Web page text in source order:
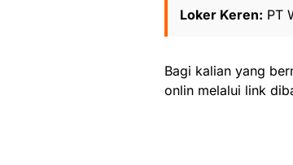
Loker Keren: PT
Bagi kalian yang
onlin melalui link